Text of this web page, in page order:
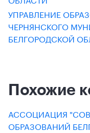
УПРАВЛЕНИЕ
ЧЕРНЯНСКОГО
БЕЛГОРОДСКОЙ
Похожие
АССОЦИАЦИЯ
ОБРАЗОВАНИЙ